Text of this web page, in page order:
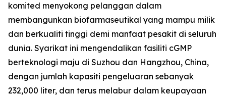
komited menyokong pelanggan dalam
membangunkan biofarmaseutikal yang mampu milik
dan berkualiti tinggi demi manfaat pesakit di seluruh
dunia. Syarikat ini mengendalikan fasiliti cGMP
berteknologi maju di Suzhou dan Hangzhou, China,
dengan jumlah kapasiti pengeluaran sebanyak
232,000 liter, dan terus melabur dalam keupayaan